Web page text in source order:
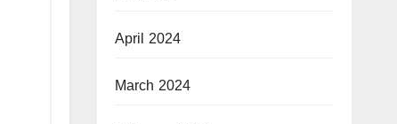
April 2024
March 2024